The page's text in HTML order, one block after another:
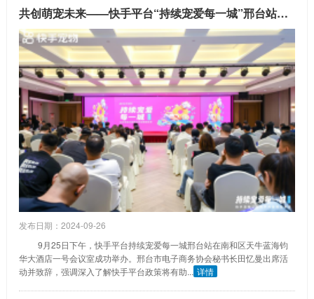
共创萌宠未来——快手平台“持续宠爱每一城”邢台站圆满举行
发布日期：2024-09-26
9月25日下午，快手平台持续宠爱每一城邢台站在南和区天牛蓝海钧
华大酒店一号会议室成功举办。邢台市电子商务协会秘书长田忆曼出席活
动并致辞，强调深入了解快手平台政策将有助... 详情